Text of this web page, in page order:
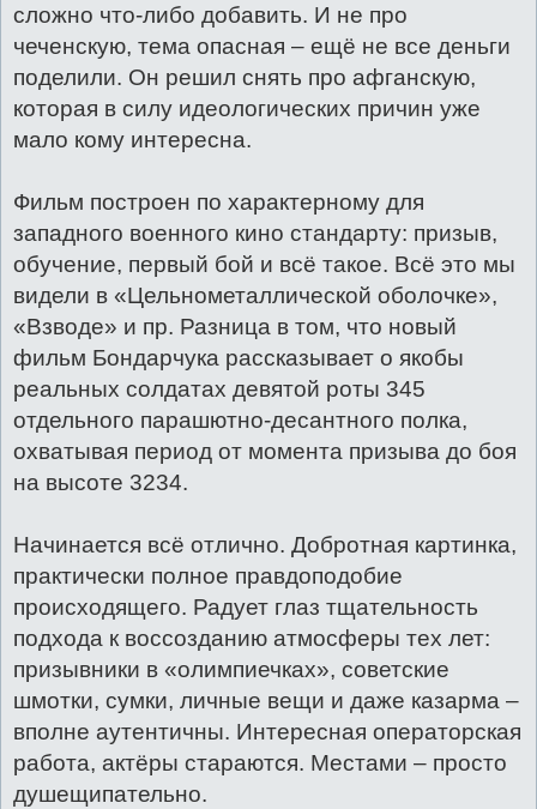
сложно что-либо добавить. И не про
чеченскую, тема опасная – ещё не все деньги
поделили. Он решил снять про афганскую,
которая в силу идеологических причин уже
мало кому интересна.
Фильм построен по характерному для
западного военного кино стандарту: призыв,
обучение, первый бой и всё такое. Всё это мы
видели в «Цельнометаллической оболочке»,
«Взводе» и пр. Разница в том, что новый
фильм Бондарчука рассказывает о якобы
реальных солдатах девятой роты 345
отдельного парашютно-десантного полка,
охватывая период от момента призыва до боя
на высоте 3234.
Начинается всё отлично. Добротная картинка,
практически полное правдоподобие
происходящего. Радует глаз тщательность
подхода к воссозданию атмосферы тех лет:
призывники в «олимпиечках», советские
шмотки, сумки, личные вещи и даже казарма –
вполне аутентичны. Интересная операторская
работа, актёры стараются. Местами – просто
душещипательно.